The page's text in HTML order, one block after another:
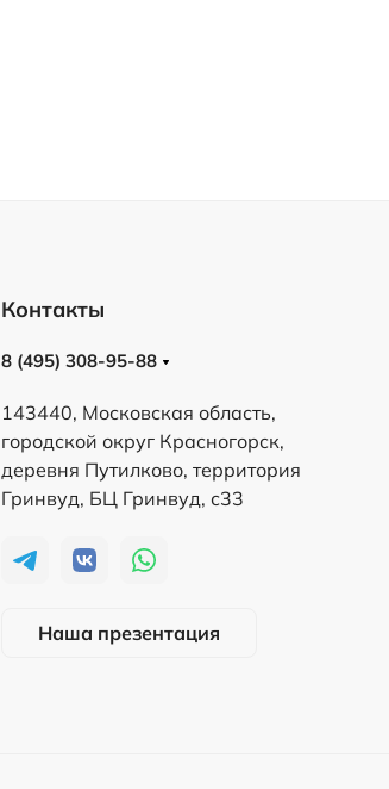
Контакты
8 (495) 308-95-88
143440, Московская область,
городской округ Красногорск,
деревня Путилково, территория
Гринвуд, БЦ Гринвуд, с33
Наша презентация